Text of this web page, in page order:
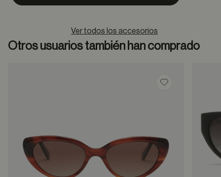
Ver todos los accesorios
Otros usuarios también han comprado
Guardar en